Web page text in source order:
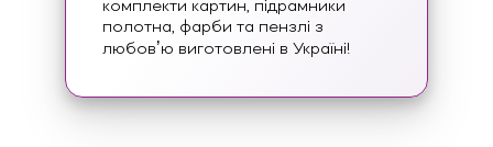
комплекти картин, підрамники
полотна, фарби та пензлі з
любовʼю виготовлені в Україні!